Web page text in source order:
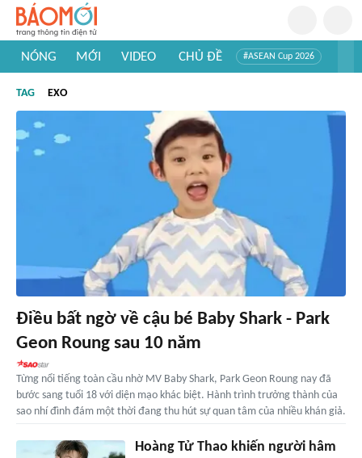
NÓNG MỚI VIDEO CHỦ ĐỀ #ASEAN Cup 2026
#Khám phá Việt Nam
TAG EXO
Điều bất ngờ về cậu bé Baby Shark - Park
Geon Roung sau 10 năm
Từng nổi tiếng toàn cầu nhờ MV Baby Shark, Park Geon Roung nay đã
bước sang tuổi 18 với diện mạo khác biệt. Hành trình trưởng thành của
sao nhí đình đám một thời đang thu hút sự quan tâm của nhiều khán giả.
Hoàng Tử Thao khiến người hâm